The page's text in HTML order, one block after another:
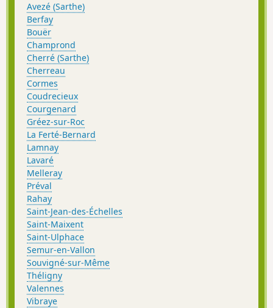
Avezé (Sarthe)
Berfay
Bouër
Champrond
Cherré (Sarthe)
Cherreau
Cormes
Coudrecieux
Courgenard
Gréez-sur-Roc
La Ferté-Bernard
Lamnay
Lavaré
Melleray
Préval
Rahay
Saint-Jean-des-Échelles
Saint-Maixent
Saint-Ulphace
Semur-en-Vallon
Souvigné-sur-Même
Théligny
Valennes
Vibraye